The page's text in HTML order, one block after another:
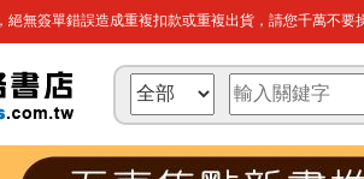
絕無簽單錯誤造成重複扣款或重複出貨，請您千萬不要